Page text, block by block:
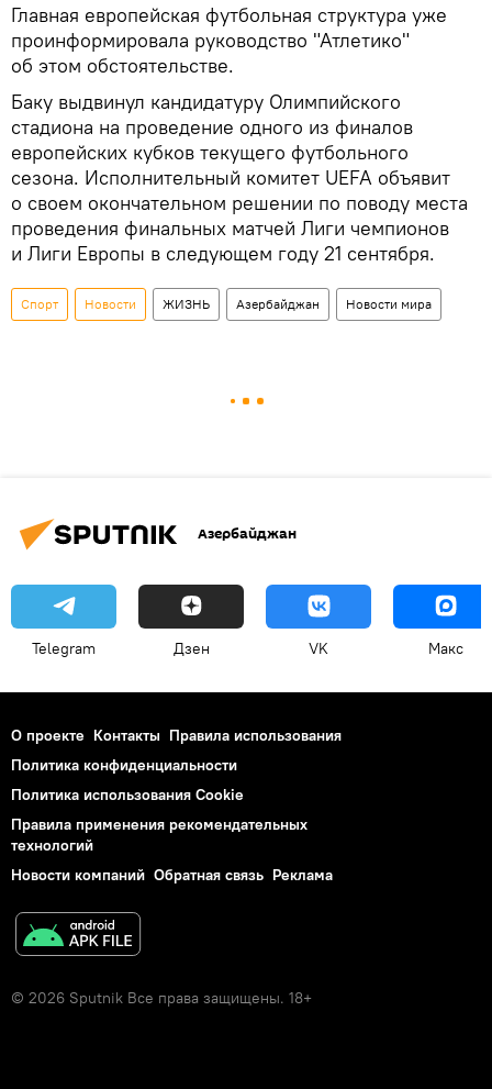
Главная европейская футбольная структура уже
проинформировала руководство "Атлетико"
об этом обстоятельстве.
Баку выдвинул кандидатуру Олимпийского
стадиона на проведение одного из финалов
европейских кубков текущего футбольного
сезона. Исполнительный комитет UEFA объявит
о своем окончательном решении по поводу места
проведения финальных матчей Лиги чемпионов
и Лиги Европы в следующем году 21 сентября.
Спорт Новости ЖИЗНЬ Азербайджан Новости мира
Азербайджан
Telegram Дзен VK Макс
О проекте Контакты Правила использования
Политика конфиденциальности
Политика использования Cookie
Правила применения рекомендательных
технологий
Новости компаний Обратная связь Реклама
© 2026 Sputnik Все права защищены. 18+